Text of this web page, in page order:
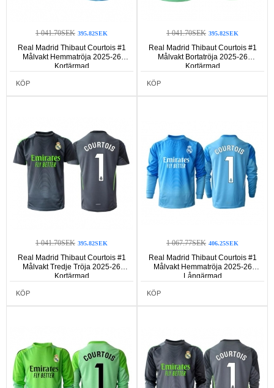
1 041.70SEK 395.82SEK
Real Madrid Thibaut Courtois #1
Målvakt Hemmatröja 2025-26
Kortärmad
KÖP
1 041.70SEK 395.82SEK
Real Madrid Thibaut Courtois #1
Målvakt Bortatröja 2025-26
Kortärmad
KÖP
1 041.70SEK 395.82SEK
Real Madrid Thibaut Courtois #1
Målvakt Tredje Tröja 2025-26
Kortärmad
KÖP
1 067.77SEK 406.25SEK
Real Madrid Thibaut Courtois #1
Målvakt Hemmatröja 2025-26
Långärmad
KÖP